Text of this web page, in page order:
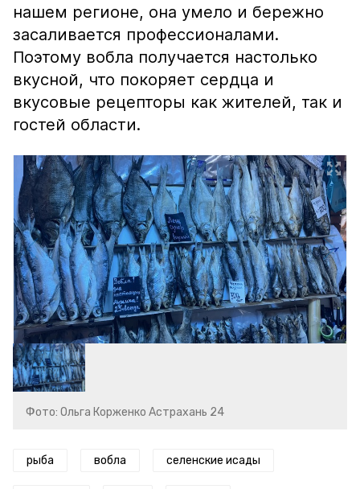
нашем регионе, она умело и бережно
засаливается профессионалами.
Поэтому вобла получается настолько
вкусной, что покоряет сердца и
вкусовые рецепторы как жителей, так и
гостей области.
Фото: Ольга Корженко Астрахань 24
рыба вобла селенские исады